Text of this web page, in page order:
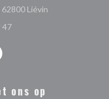
Liévin
47
((opent in een nieuw
((opent in een
ons op